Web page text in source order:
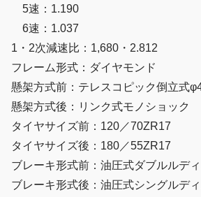
5速：1.190
6速：1.037
1・2次減速比：1,680・2.812
フレーム形式：ダイヤモンド
懸架方式前：テレスコピック倒立式
懸架方式後：リンク式モノショック
タイヤサイズ前：120／70ZR17
タイヤサイズ後：180／55ZR17
ブレーキ形式前：油圧式ダブルルデ
ブレーキ形式後：油圧式シングルデ